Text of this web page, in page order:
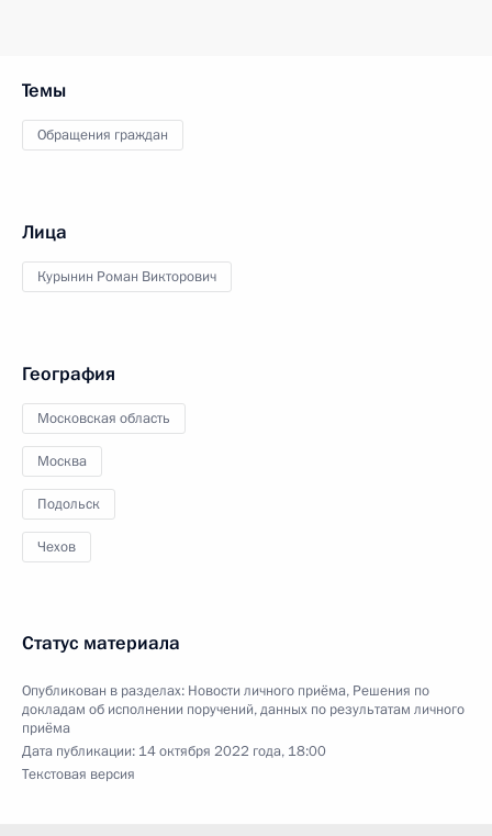
Темы
Обращения граждан
Лица
Курынин Роман Викторович
География
Московская область
Москва
Подольск
Чехов
Статус материала
Опубликован в разделах: Новости личного приёма, Решения по
докладам об исполнении поручений, данных по результатам личного
приёма
Дата публикации: 14 октября 2022 года, 18:00
Текстовая версия